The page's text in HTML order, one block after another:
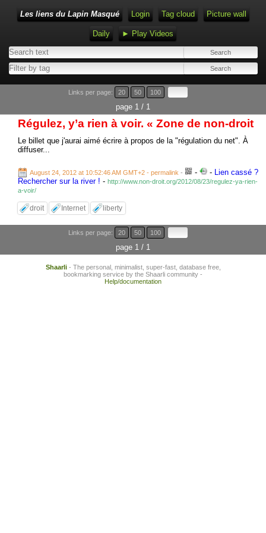
Les liens du Lapin Masqué Login Tag cloud Picture wall
Daily ► Play Videos
Links per page: 20 50 100
page 1 / 1
Régulez, y’a rien à voir. « Zone de non-droit
Le billet que j'aurai aimé écrire à propos de la "régulation du net". À
diffuser...
August 24, 2012 at 10:52:46 AM GMT+2 - permalink - - - Lien cassé ?
Rechercher sur la river ! - http://www.non-droit.org/2012/08/23/regulez-ya-rien-
a-voir/
droit Internet liberty
Links per page: 20 50 100
page 1 / 1
Shaarli- The personal, minimalist, super-fast, database free,
bookmarking service by the Shaarli community -
Help/documentation